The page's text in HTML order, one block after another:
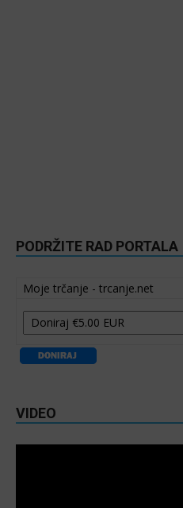
PODRŽITE RAD PORTALA
Moje trčanje - trcanje.net
VIDEO